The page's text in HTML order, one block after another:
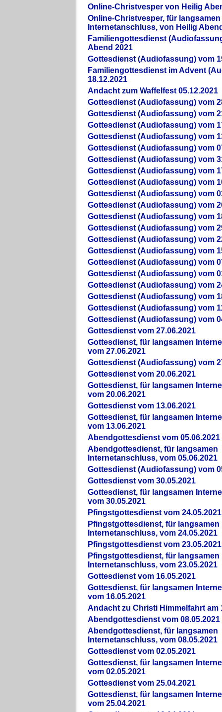
Online-Christvesper von Heilig
Online-Christvesper, für langsamen
Internetanschluss, von Heilig
Familiengottesdienst
Abend 2021
Gottesdienst (Audiofassung) vom
Familiengottesdienst im Advent
18.12.2021
Andacht zum Waffelfest 05.12.2021
Gottesdienst (Audiofassung) vom
Gottesdienst (Audiofassung) vom
Gottesdienst (Audiofassung) vom
Gottesdienst (Audiofassung) vom
Gottesdienst (Audiofassung) vom
Gottesdienst (Audiofassung) vom
Gottesdienst (Audiofassung) vom
Gottesdienst (Audiofassung) vom
Gottesdienst (Audiofassung) vom
Gottesdienst (Audiofassung) vom
Gottesdienst (Audiofassung) vom
Gottesdienst (Audiofassung) vom
Gottesdienst (Audiofassung) vom
Gottesdienst (Audiofassung) vom
Gottesdienst (Audiofassung) vom
Gottesdienst (Audiofassung) vom
Gottesdienst (Audiofassung) vom
Gottesdienst (Audiofassung) vom
Gottesdienst (Audiofassung) vom
Gottesdienst (Audiofassung) vom
Gottesdienst vom 27.06.2021
Gottesdienst, für langsamen
vom 27.06.2021
Gottesdienst (Audiofassung) vom
Gottesdienst vom 20.06.2021
Gottesdienst, für langsamen
vom 20.06.2021
Gottesdienst vom 13.06.2021
Gottesdienst, für langsamen
vom 13.06.2021
Abendgottesdienst vom 05.06.2021
Abendgottesdienst, für langsamen
Internetanschluss, vom 05.06.2021
Gottesdienst (Audiofassung) vom
Gottesdienst vom 30.05.2021
Gottesdienst, für langsamen
vom 30.05.2021
Pfingstgottesdienst vom 24.05.2021
Pfingstgottesdienst, für langsamen
Internetanschluss, vom 24.05.2021
Pfingstgottesdienst vom 23.05.2021
Pfingstgottesdienst, für langsamen
Internetanschluss, vom 23.05.2021
Gottesdienst vom 16.05.2021
Gottesdienst, für langsamen
vom 16.05.2021
Andacht zu Christi Himmelfahrt am
Abendgottesdienst vom 08.05.2021
Abendgottesdienst, für langsamen
Internetanschluss, vom 08.05.2021
Gottesdienst vom 02.05.2021
Gottesdienst, für langsamen
vom 02.05.2021
Gottesdienst vom 25.04.2021
Gottesdienst, für langsamen
vom 25.04.2021